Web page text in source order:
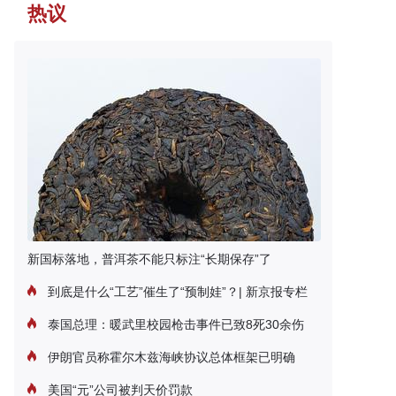
热议
新国标落地，普洱茶不能只标注“长期保存”了
到底是什么“工艺”催生了“预制娃”？| 新京报专栏
泰国总理：暖武里校园枪击事件已致8死30余伤
伊朗官员称霍尔木兹海峡协议总体框架已明确
美国“元”公司被判天价罚款